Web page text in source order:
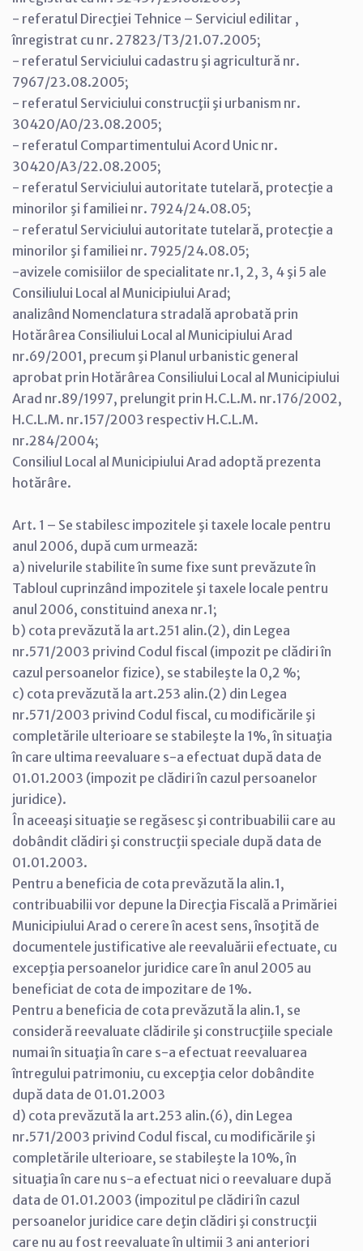
- referatul Direcţiei Tehnice – Serviciul edilitar ,
înregistrat cu nr. 27823/T3/21.07.2005;
- referatul Serviciului cadastru şi agricultură nr.
7967/23.08.2005;
- referatul Serviciului construcţii şi urbanism nr.
30420/A0/23.08.2005;
- referatul Compartimentului Acord Unic nr.
30420/A3/22.08.2005;
- referatul Serviciului autoritate tutelară, protecţie a
minorilor şi familiei nr. 7924/24.08.05;
- referatul Serviciului autoritate tutelară, protecţie a
minorilor şi familiei nr. 7925/24.08.05;
-avizele comisiilor de specialitate nr.1, 2, 3, 4 şi 5 ale
Consiliului Local al Municipiului Arad;
analizând Nomenclatura stradală aprobată prin
Hotărârea Consiliului Local al Municipiului Arad
nr.69/2001, precum şi Planul urbanistic general
aprobat prin Hotărârea Consiliului Local al Municipiului
Arad nr.89/1997, prelungit prin H.C.L.M. nr.176/2002,
H.C.L.M. nr.157/2003 respectiv H.C.L.M.
nr.284/2004;
Consiliul Local al Municipiului Arad adoptă prezenta
hotărâre.
Art. 1 – Se stabilesc impozitele şi taxele locale pentru
anul 2006, după cum urmează:
a) nivelurile stabilite în sume fixe sunt prevăzute în
Tabloul cuprinzând impozitele şi taxele locale pentru
anul 2006, constituind anexa nr.1;
b) cota prevăzută la art.251 alin.(2), din Legea
nr.571/2003 privind Codul fiscal (impozit pe clădiri în
cazul persoanelor fizice), se stabileşte la 0,2 %;
c) cota prevăzută la art.253 alin.(2) din Legea
nr.571/2003 privind Codul fiscal, cu modificările şi
completările ulterioare se stabileşte la 1%, în situaţia
în care ultima reevaluare s-a efectuat după data de
01.01.2003 (impozit pe clădiri în cazul persoanelor
juridice).
În aceeaşi situaţie se regăsesc şi contribuabilii care au
dobândit clădiri şi construcţii speciale după data de
01.01.2003.
Pentru a beneficia de cota prevăzută la alin.1,
contribuabilii vor depune la Direcţia Fiscală a Primăriei
Municipiului Arad o cerere în acest sens, însoţită de
documentele justificative ale reevaluării efectuate, cu
excepţia persoanelor juridice care în anul 2005 au
beneficiat de cota de impozitare de 1%.
Pentru a beneficia de cota prevăzută la alin.1, se
consideră reevaluate clădirile şi construcţiile speciale
numai în situaţia în care s-a efectuat reevaluarea
întregului patrimoniu, cu excepţia celor dobândite
după data de 01.01.2003
d) cota prevăzută la art.253 alin.(6), din Legea
nr.571/2003 privind Codul fiscal, cu modificările şi
completările ulterioare, se stabileşte la 10%, în
situaţia în care nu s-a efectuat nici o reevaluare după
data de 01.01.2003 (impozitul pe clădiri în cazul
persoanelor juridice care deţin clădiri şi construcţii
care nu au fost reevaluate în ultimii 3 ani anteriori